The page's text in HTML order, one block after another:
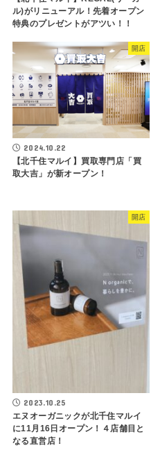
ル)がリニューアル！先着オープン
特典のプレゼントがアツい！！
開店
2024.10.22
【北千住マルイ】買取専門店「買
取大吉」が新オープン！
開店
2023.10.25
エヌオーガニックが北千住マルイ
に11月16日オープン！４店舗目と
なる直営店！